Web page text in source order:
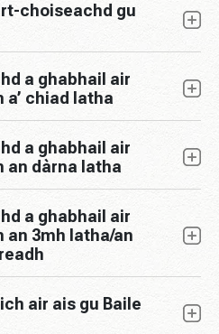
choiseachd gu
a ghabhail air
a’ chiad latha
a ghabhail air
an dàrna latha
a ghabhail air
an 3mh latha/an
air ais gu Baile